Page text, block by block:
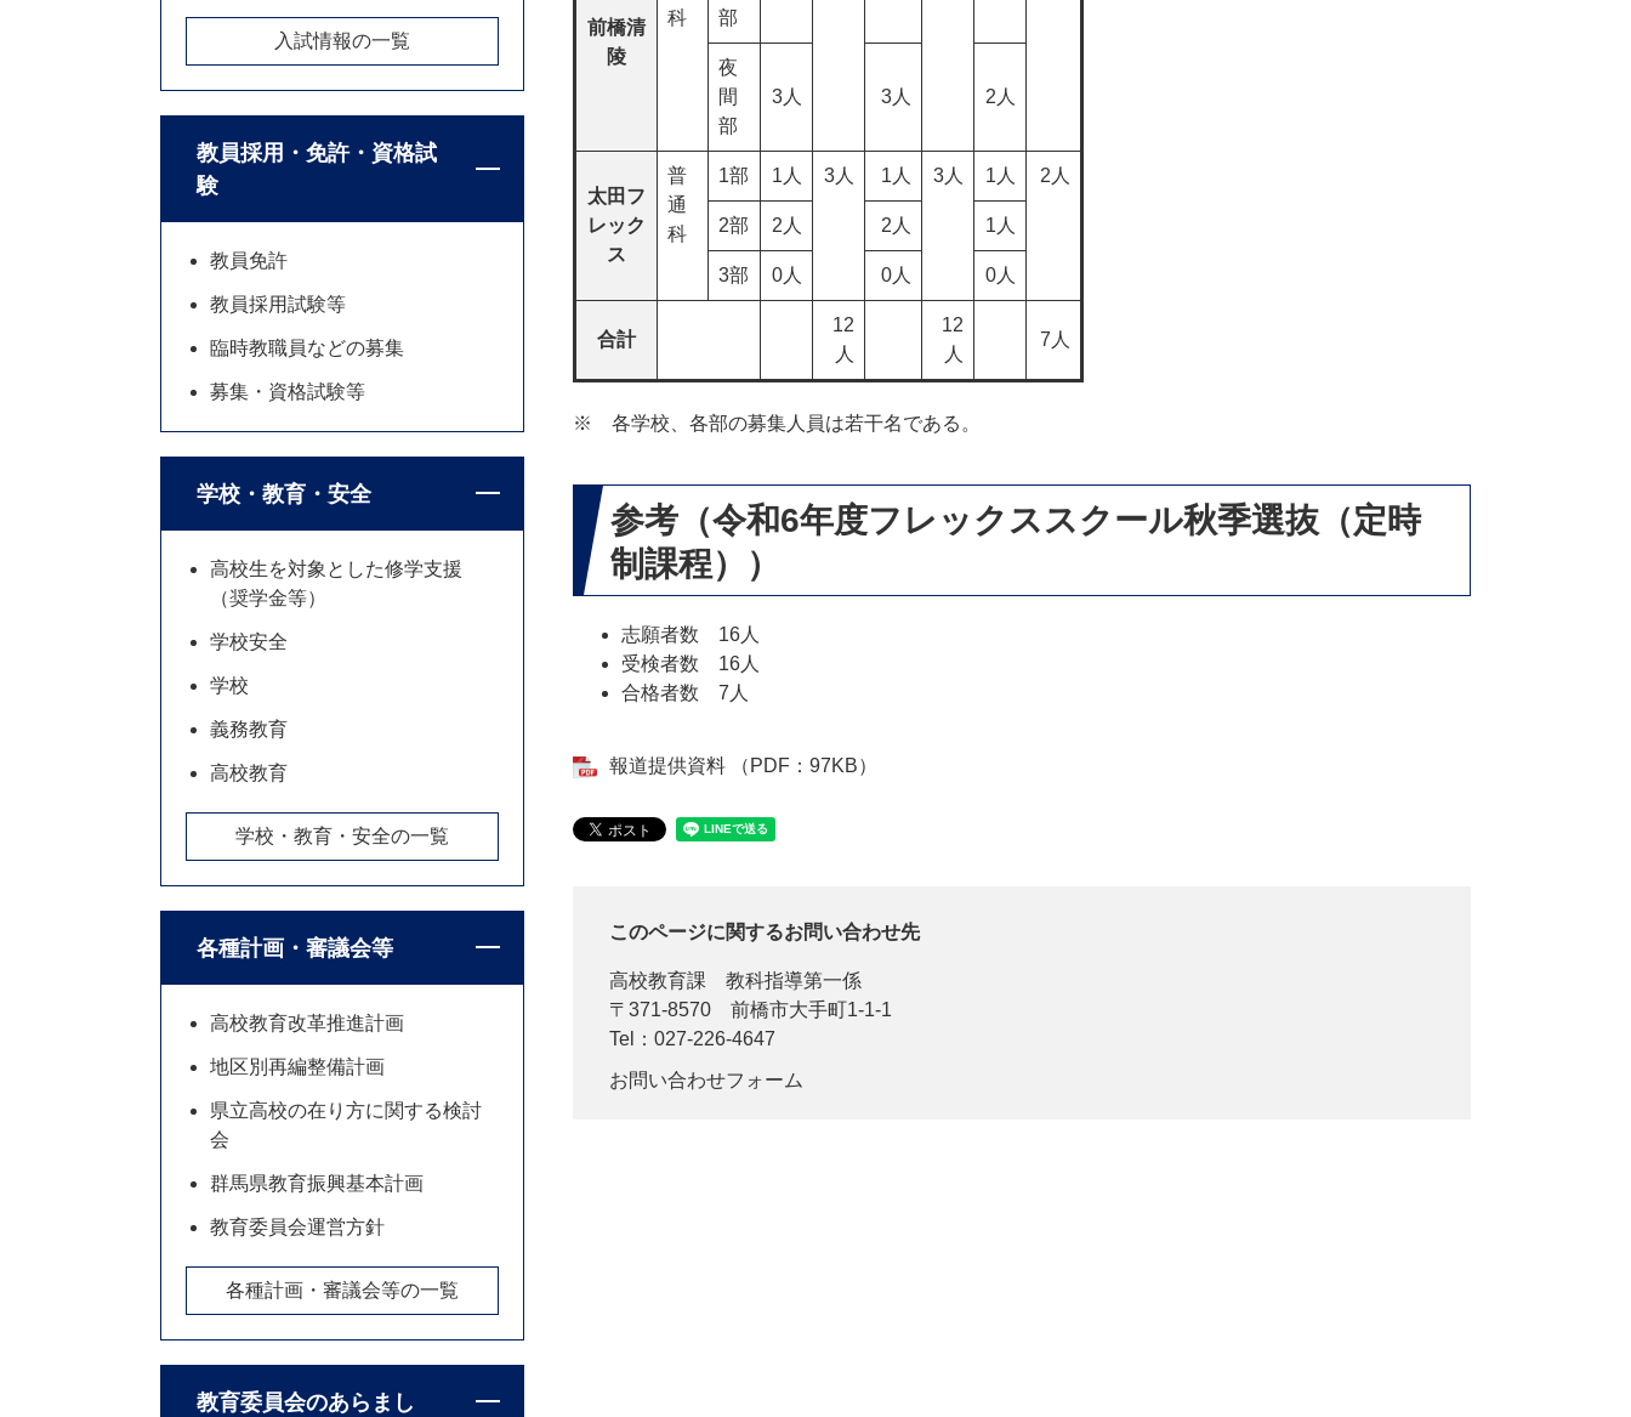
前橋清
陵
科
部
夜
間
部
3人 3人 2人
太田フ
レック
ス
普
通
科
1部 1人 3人 1人 3人 1人 2人
2部 2人 2人 1人
3部 0人 0人 0人
合計
12
人
12
人
7人
※ 各学校、各部の募集人員は若干名である。
参考（令和6年度フレックススクール秋季選抜（定時
制課程））
志願者数 16人
受検者数 16人
合格者数 7人
報道提供資料 （PDF：97KB）
このページに関するお問い合わせ先
高校教育課
教科指導第一係
〒371-8570
前橋市大手町1-1-1
Tel：027-226-4647
お問い合わせフォーム
入試情報の一覧
教員採用・免許・資格試
験
教員免許
教員採用試験等
臨時教職員などの募集
募集・資格試験等
学校・教育・安全
高校生を対象とした修学支援
（奨学金等）
学校安全
学校
義務教育
高校教育
学校・教育・安全の一覧
各種計画・審議会等
高校教育改革推進計画
地区別再編整備計画
県立高校の在り方に関する検討
会
群馬県教育振興基本計画
教育委員会運営方針
各種計画・審議会等の一覧
教育委員会のあらまし